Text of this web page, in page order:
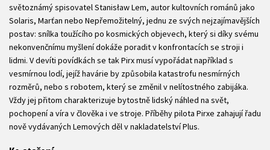
světoznámý spisovatel Stanisław Lem, autor kultovních románů jako
Solaris, Marťan nebo Nepřemožitelný, jednu ze svých nejzajímavějších
postav: snílka toužícího po kosmických objevech, který si díky svému
nekonvenčnímu myšlení dokáže poradit v konfrontacích se stroji i
lidmi. V devíti povídkách se tak Pirx musí vypořádat například s
vesmírnou lodí, jejíž havárie by způsobila katastrofu nesmírných
rozměrů, nebo s robotem, který se změnil v nelítostného zabijáka.
Vždy jej přitom charakterizuje bytostně lidský náhled na svět,
pochopení a víra v člověka i ve stroje. Příběhy pilota Pirxe zahajují řadu
nově vydávaných Lemových děl v nakladatelství Plus.